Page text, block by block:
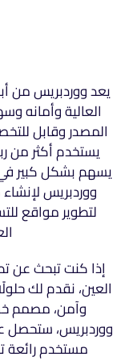
يعد ووردبريس من
العالية وأمانه
المصدر وقابل
يستخدم أكثر من
يسهم بشكل كبير
ووردبريس
لتطوير مواقع
إذا كنت تبحث عن
العين، نقدم لك
وآمن، مصمم
ووردبريس، ستحصل
مستخدم رائعة